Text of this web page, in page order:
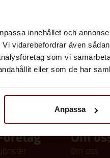
innehållet och
vidarebefordrar även
som vi
eller som de har
Anpassa
Om
Om oss